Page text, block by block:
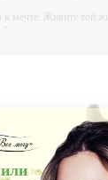
к мечте. Живите той
советом, это
никому, кроме
очень не люблю,